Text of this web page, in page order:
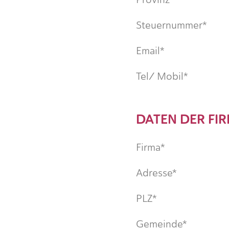
Steuernummer*
Email*
Tel/ Mobil*
DATEN DER
Firma*
Adresse*
PLZ*
Gemeinde*